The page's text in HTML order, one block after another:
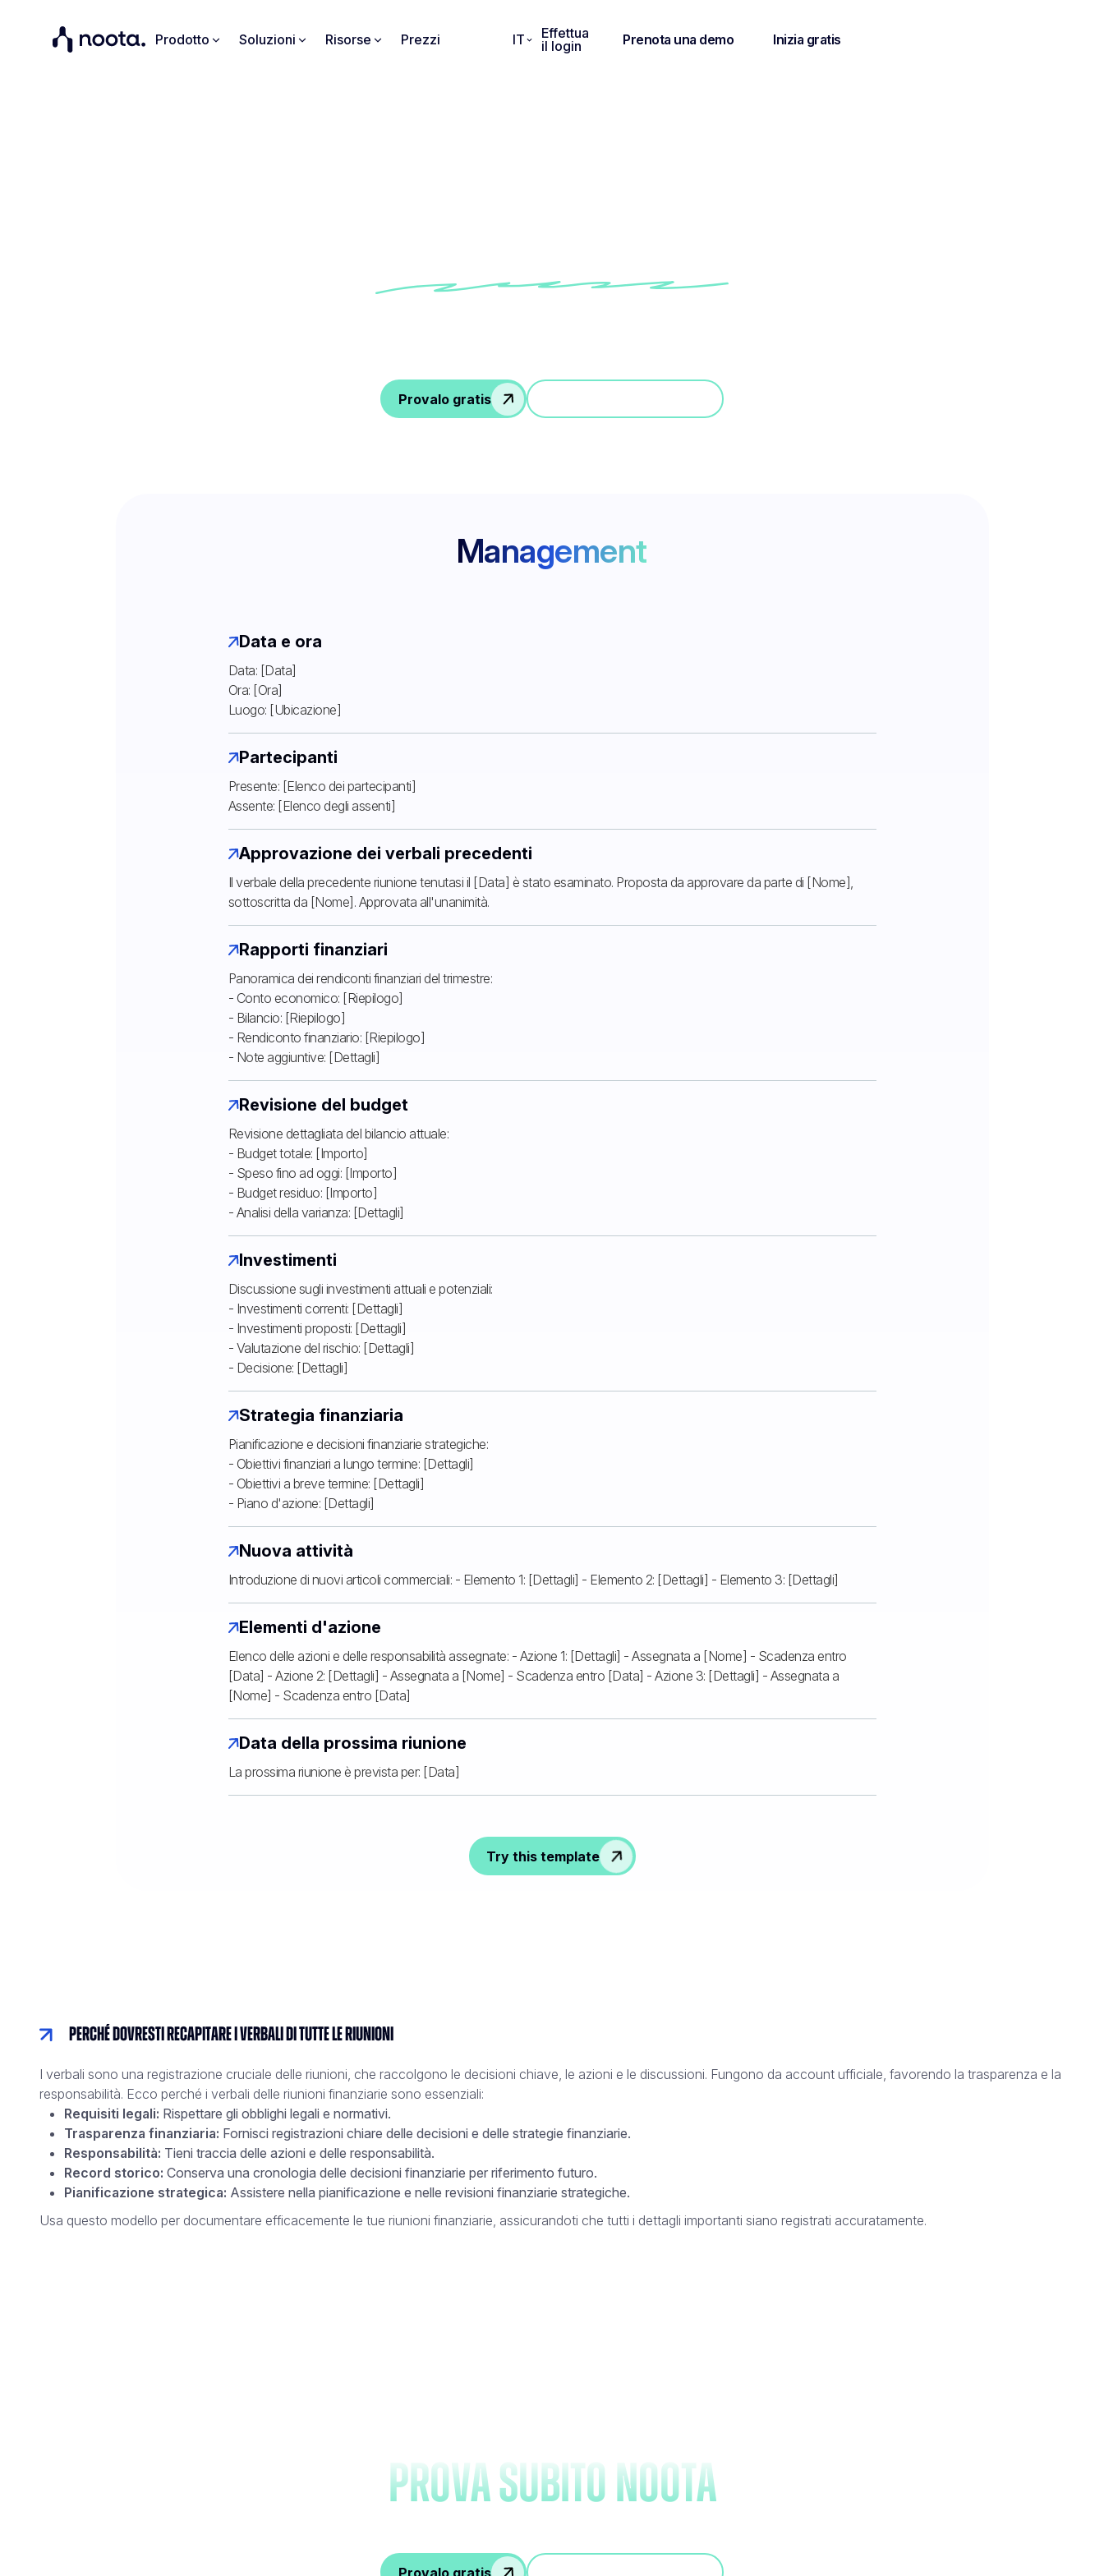
Prodotto Soluzioni Risorse Prezzi IT
Effettua
il login
Prenota una demo Inizia gratis
Provalo gratis
Management
Data e ora
Data: [Data]
Ora: [Ora]
Luogo: [Ubicazione]
Partecipanti
Presente: [Elenco dei partecipanti]
Assente: [Elenco degli assenti]
Approvazione dei verbali precedenti
Il verbale della precedente riunione tenutasi il [Data] è stato esaminato. Proposta da approvare da parte di [Nome],
sottoscritta da [Nome]. Approvata all'unanimità.
Rapporti finanziari
Panoramica dei rendiconti finanziari del trimestre:
- Conto economico: [Riepilogo]
- Bilancio: [Riepilogo]
- Rendiconto finanziario: [Riepilogo]
- Note aggiuntive: [Dettagli]
Revisione del budget
Revisione dettagliata del bilancio attuale:
- Budget totale: [Importo]
- Speso fino ad oggi: [Importo]
- Budget residuo: [Importo]
- Analisi della varianza: [Dettagli]
Investimenti
Discussione sugli investimenti attuali e potenziali:
- Investimenti correnti: [Dettagli]
- Investimenti proposti: [Dettagli]
- Valutazione del rischio: [Dettagli]
- Decisione: [Dettagli]
Strategia finanziaria
Pianificazione e decisioni finanziarie strategiche:
- Obiettivi finanziari a lungo termine: [Dettagli]
- Obiettivi a breve termine: [Dettagli]
- Piano d'azione: [Dettagli]
Nuova attività
Introduzione di nuovi articoli commerciali: - Elemento 1: [Dettagli] - Elemento 2: [Dettagli] - Elemento 3: [Dettagli]
Elementi d'azione
Elenco delle azioni e delle responsabilità assegnate: - Azione 1: [Dettagli] - Assegnata a [Nome] - Scadenza entro
[Data] - Azione 2: [Dettagli] - Assegnata a [Nome] - Scadenza entro [Data] - Azione 3: [Dettagli] - Assegnata a
[Nome] - Scadenza entro [Data]
Data della prossima riunione
La prossima riunione è prevista per: [Data]
Try this template
Perché dovresti recapitare i verbali di tutte le riunioni
I verbali sono una registrazione cruciale delle riunioni, che raccolgono le decisioni chiave, le azioni e le discussioni. Fungono da account ufficiale, favorendo la trasparenza e la
responsabilità. Ecco perché i verbali delle riunioni finanziarie sono essenziali:
Requisiti legali: Rispettare gli obblighi legali e normativi.
Trasparenza finanziaria: Fornisci registrazioni chiare delle decisioni e delle strategie finanziarie.
Responsabilità: Tieni traccia delle azioni e delle responsabilità.
Record storico: Conserva una cronologia delle decisioni finanziarie per riferimento futuro.
Pianificazione strategica: Assistere nella pianificazione e nelle revisioni finanziarie strategiche.
Usa questo modello per documentare efficacemente le tue riunioni finanziarie, assicurandoti che tutti i dettagli importanti siano registrati accuratamente.
prova subito Noota
Provalo gratis